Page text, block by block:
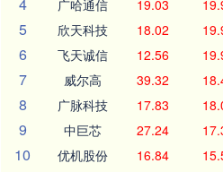
广哈通信 19.03
5 欣天科技 18.02
6 飞天诚信 12.56
7 威尔高 39.32
8 广脉科技 17.83
9 中巨芯 27.24
10 优机股份 16.84